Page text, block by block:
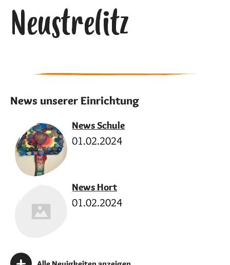
Neustrelitz
News unserer Einrichtung
News Schule
01.02.2024
News Hort
01.02.2024